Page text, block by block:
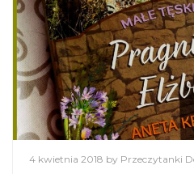
4 kwietnia 2018 by Przeczytanki